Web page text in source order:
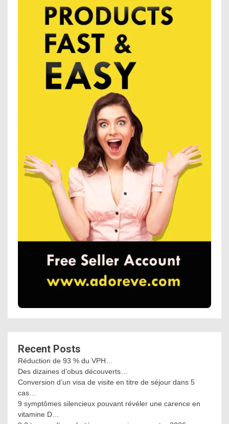
Recent Posts
Réduction de 93 % du VPH…
Des dizaines d’obus découverts…
Conversion d’un visa de visite en titre de séjour dans 5
cas…
9 symptômes silencieux pouvant révéler une carence en
vitamine D…